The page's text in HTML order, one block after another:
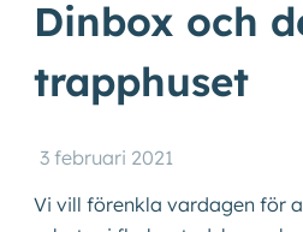
Dinbox och
trapphuset
3 februari 2021
Vi vill förenkla vardagen för